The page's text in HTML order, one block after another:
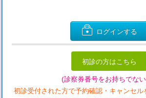
ログインする
初診の方はこちら
(診察券番号をお持ちでな
初診受付された方で予約確認・キャンセル